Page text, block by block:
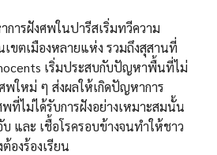
ารฝังศพในปารีสเริ่มทวีความ
ขตเมืองหลายแห่ง รวมถึงสุสานที่
เริ่มประสบกับปัญหาพื้นที่ไม่
พใหม่ ๆ ส่งผลให้เกิดปัญหาการ
ที่ไม่ได้รับการฝังอย่างเหมาะสมนั้น
และ เชื้อโรครอบข้างจนทำให้ชาว
องร้องเรียน